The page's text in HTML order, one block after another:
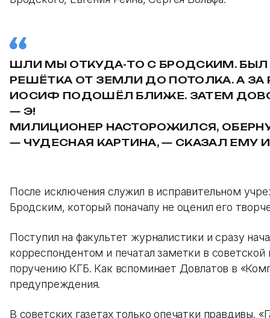
ШЛИ МЫ ОТКУДА-ТО С БРОДСКИМ. БЫЛ
РЕШЁТКА ОТ ЗЕМЛИ ДО ПОТОЛКА. А
ИОСИФ ПОДОШЁЛ БЛИЖЕ. ЗАТЕМ
— Э!
МИЛИЦИОНЕР НАСТОРОЖИЛСЯ,
— ЧУДЕСНАЯ КАРТИНА, — СКАЗАЛ
После исключения служил в исправительном
Бродским, который поначалу не оценил его
Поступил на факультет журналистики и сразу
корреспондентом и печатал заметки в
поручению КГБ. Как вспоминает Довлатов в
предупреждения.
В советских газетах только опечатки правдивы.